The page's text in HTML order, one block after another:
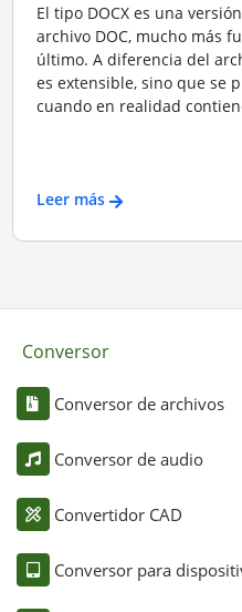
El tipo DOCX es una
archivo DOC, mucho más
último. A diferencia del
es extensible, sino que se
cuando en realidad
Leer más
Conversor
Conversor de archivos
Conversor de audio
Convertidor CAD
Conversor para